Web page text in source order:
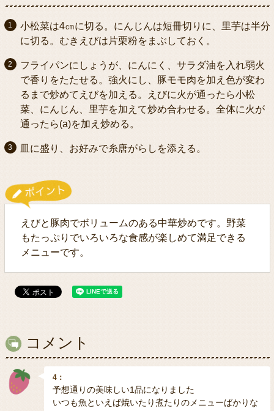
小松菜は4㎝に切る。にんじんは短冊切りに、里芋は半分
に切る。むきえびは片栗粉をまぶしておく。
フライパンにしょうが、にんにく、サラダ油を入れ弱火
で香りをたたせる。強火にし、豚モモ肉を加え色が変わ
るまで炒めてえびを加える。えびに火が通ったら小松
菜、にんじん、里芋を加えて炒め合わせる。全体に火が
通ったら(a)を加え炒める。
皿に盛り、お好みで糸唐がらしを添える。
えびと豚肉でボリュームのある中華炒めです。野菜
もたっぷりでいろいろな食感が楽しめて満足できる
メニューです。
コメント
4：
予想通りの美味しい1品になりました
いつも魚といえば焼いたり煮たりのメニューばかりな